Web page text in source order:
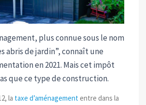
plus connue sous le nom
abris de jardin”, connaît une
en 2021. Mais cet impôt
que ce type de construction.
la taxe d’aménagement entre dans la